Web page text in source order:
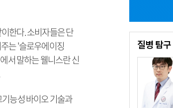
한다. 소비자들은 단
는 '슬로우에이징
서 말하는 웰니스란 신
능성 바이오 기술과
질병탐구